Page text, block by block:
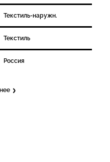
Текстиль-наружн.
Текстиль
Россия